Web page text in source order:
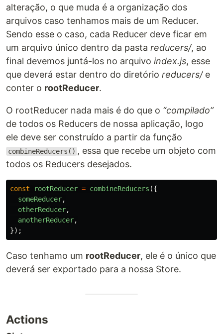
alteração, o que muda é a organização dos
arquivos caso tenhamos mais de um Reducer.
Sendo esse o caso, cada Reducer deve ficar em
um arquivo único dentro da pasta reducers/, ao
final devemos juntá-los no arquivo index.js, esse
que deverá estar dentro do diretório reducers/e
conter o rootReducer.
O rootReducer nada mais é do que o “compilado”
de todos os Reducers de nossa aplicação, logo
ele deve ser construído a partir da função
combineReducers() , essa que recebe um objeto com
todos os Reducers desejados.
const rootReducer = combineReducers ({
someReducer,
otherReducer,
anotherReducer,
});
Caso tenhamo um rootReducer, ele é o único que
deverá ser exportado para a nossa Store.
Actions